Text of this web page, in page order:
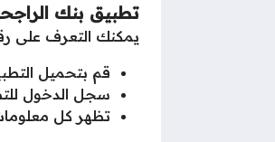
تطبيق بنك
يمكنك التعرف على
قم بتحميل
سجل الدخول
تظهر كل